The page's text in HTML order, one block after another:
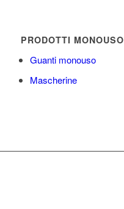
PRODOTTI MONOUSO
Guanti monouso
Mascherine